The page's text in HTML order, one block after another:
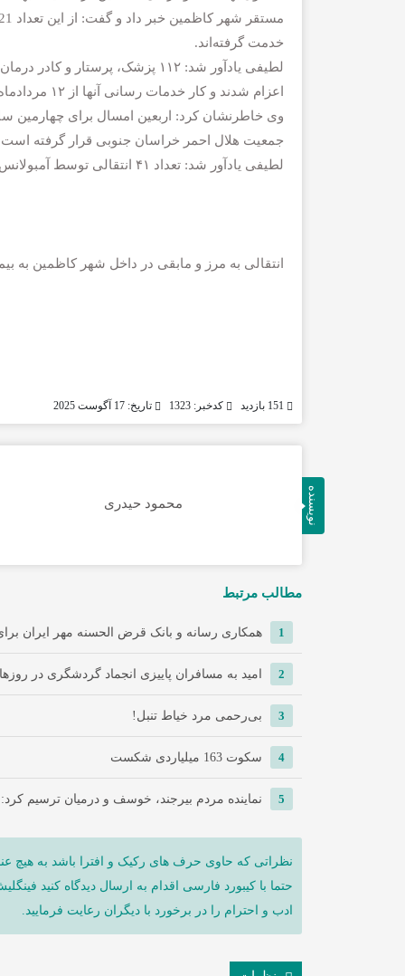
خدمت گرفته‌اند.
اعزام شدند و کار خدمات رسانی آنها از ۱۲ مردادماه در کاظمین آغاز شد.
وی خاطرنشان کرد: اربعین امسال برای چهارمین
جمعیت هلال احمر خراسان جنوبی قرار گرفته است
انتقالی به مرز و مابقی در داخل شهر کاظمین به
کدخبر: 1323 تاریخ: 17 آگوست 2025
نویسنده محمود حیدری
مطالب مرتبط
1 همکاری رسانه و بانک قرض الحسنه مهر ایران
2 امید به مسافران پاییزی انجماد گردشگری در
3 ‌بی‌رحمی مرد خیاط تنبل!
4 سکوت 163 میلیاردی شکست
5 نماینده مردم بیرجند، خوسف و درمیان ترسیم
نظراتی که حاوی حرف های رکیک و افترا باشد به هیچ
حتما با کیبورد فارسی اقدام به ارسال دیدگاه کنید
ادب و احترام را در برخورد با دیگران رعایت فرمایید.